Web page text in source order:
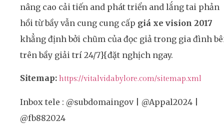
nâng cao cải tiến and phát triển and lắng tai phản
hồi từ bầy vẫn cung cung cấp giá xe vision 2017
khẳng định bởi chũm của đọc giả trong gia đình
trên bầy giải trí 24/7}{đặt nghịch ngay.
Sitemap: https://vitalvidabylore.com/sitemap.xml
Inbox tele : @subdomaingov | @Appal2024 |
@fb882024